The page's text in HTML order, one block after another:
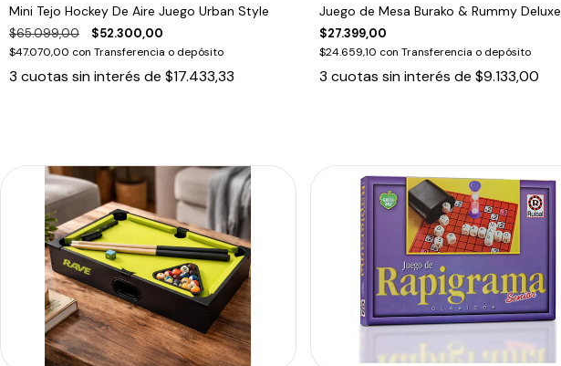
Mini Tejo Hockey De Aire Juego Urban Style
$65.099,00 $52.300,00
$47.070,00 con Transferencia o depósito
3 cuotas sin interés de $17.433,33
Juego de Mesa Burako & Rummy Deluxe
$27.399,00
$24.659,10 con Transferencia o depósito
3 cuotas sin interés de $9.133,00